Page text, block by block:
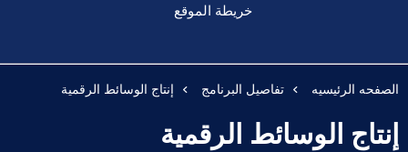
خريطة الموقع
الصفحه الرئيسيه تفاصيل البرنامج إنتاج الوسائط الرقمية
إنتاج الوسائط الرقمية